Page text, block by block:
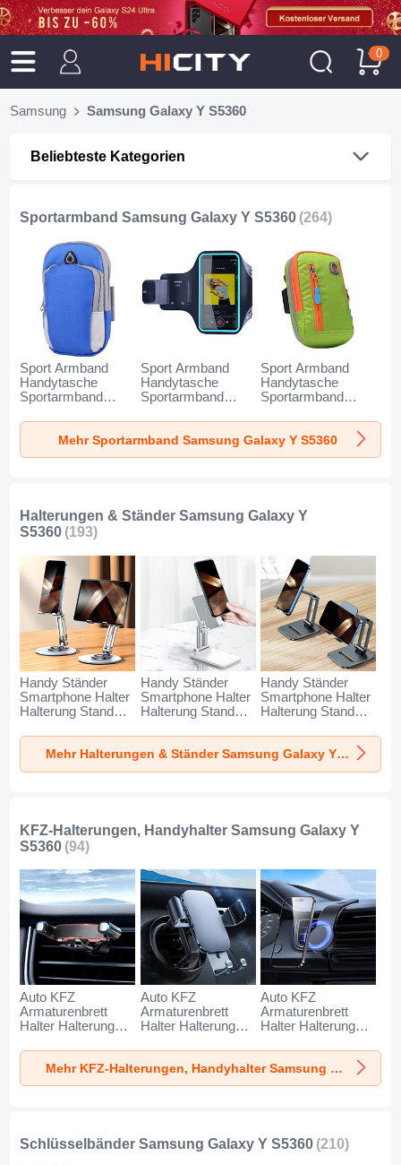
0
Samsung Samsung Galaxy Y S5360
Beliebteste Kategorien
Sportarmband Samsung Galaxy Y S5360 (264)
Sport Armband
Handytasche
Sportarmband
Universal A11 für
Samsung Galaxy Y
S5360 Blau
Sport Armband
Handytasche
Sportarmband
Universal G03 für
Samsung Galaxy Y
S5360 Schwarz
Sport Armband
Handytasche
Sportarmband
Universal A10 für
Samsung Galaxy Y
S5360 Grün
Mehr Sportarmband Samsung Galaxy Y S5360
Halterungen & Ständer Samsung Galaxy Y
S5360 (193)
Handy Ständer
Smartphone Halter
Halterung Stand
Samsung Galaxy Y
S5360 Silber
Handy Ständer
Smartphone Halter
Halterung Stand
Samsung Galaxy Y
S5360 Weiß
Handy Ständer
Smartphone Halter
Halterung Stand
Samsung Galaxy Y
S5360 Schwarz
Mehr Halterungen & Ständer Samsung Galaxy Y S5360
KFZ-Halterungen, Handyhalter Samsung Galaxy Y
S5360 (94)
Auto KFZ
Armaturenbrett
Halter Halterung
AutoHalter
Halterungung
Handy BS6 für
Auto KFZ
Armaturenbrett
Halter Halterung
AutoHalter
Halterungung
Handy BS3 für
Auto KFZ
Armaturenbrett
Halter Halterung
AutoHalter
Halterungung
Magnet Handy BS1
Mehr KFZ-Halterungen, Handyhalter Samsung Galaxy Y S5360
Schlüsselbänder Samsung Galaxy Y S5360 (210)